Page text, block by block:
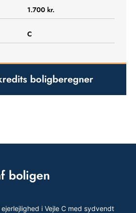
1.700 kr.
C
boligberegner
boligen
i Vejle C med sydvendt